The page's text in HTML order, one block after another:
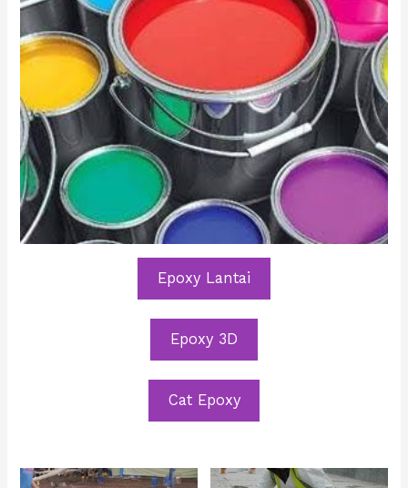
Epoxy Lantai
Epoxy 3D
Cat Epoxy